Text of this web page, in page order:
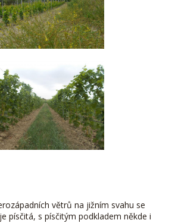
větrů na jižním svahu se
písčitá, s písčitým podkladem někde i